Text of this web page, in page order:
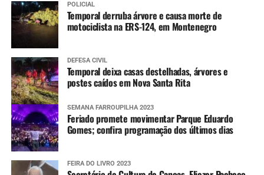
POLICIAL
Temporal derruba árvore e causa morte de
motociclista na ERS-124, em Montenegro
DEFESA CIVIL
Temporal deixa casas destelhadas, árvores e
postes caídos em Nova Santa Rita
SEMANA FARROUPILHA 2023
Feriado promete movimentar Parque Eduardo
Gomes; confira programação dos últimos dias
FEIRA DO LIVRO 2023